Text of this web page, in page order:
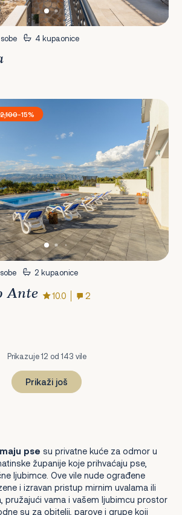
4 kupaonice
2,100-15%
2 kupaonice
Ante 10.0 2
Prikazuje 12 od 143 vile
Prikaži još
pse su privatne kuće za odmor u
županije koje prihvaćaju pse,
ljubimce. Ove vile nude ograđene
i izravan pristup mirnim uvalama ili
pružajući vama i vašem ljubimcu prostor
su za obitelji, parove i grupe koji